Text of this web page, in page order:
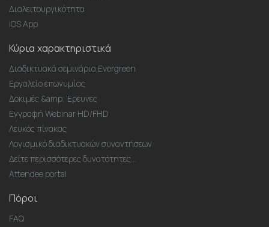
Διαλειτουργικότητα
iOS App
Κύρια χαρακτηριστικά
Διαδικτυακά σεμινάρια Evergreen
Εργαλείο επωνυμίας
Δοκιμές &amp; Έρευνες
Εγγραφή Webinar HD/FHD
Λευκός πίνακας
Λογισμικό διαδικτυακών συναντήσεων
Δείτε περισσότερες δυνατότητες...
Attendee portal
Πόροι
FAQ